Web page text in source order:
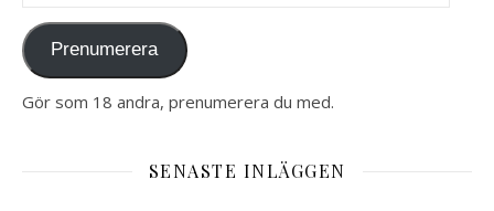
Prenumerera
Gör som 18 andra, prenumerera du med.
SENASTE INLÄGGEN